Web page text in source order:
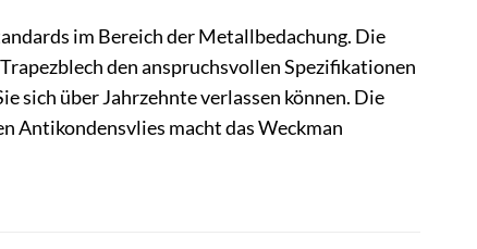
im Bereich der Metallbedachung. Die
den anspruchsvollen Spezifikationen
sich über Jahrzehnte verlassen können. Die
Antikondensvlies macht das Weckman